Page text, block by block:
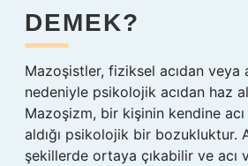
DEMEK?
Mazoşistler, fiziksel acıdan veya
nedeniyle psikolojik acıdan haz
Mazoşizm, bir kişinin kendine
aldığı psikolojik bir bozukluktur.
şekillerde ortaya çıkabilir ve acı